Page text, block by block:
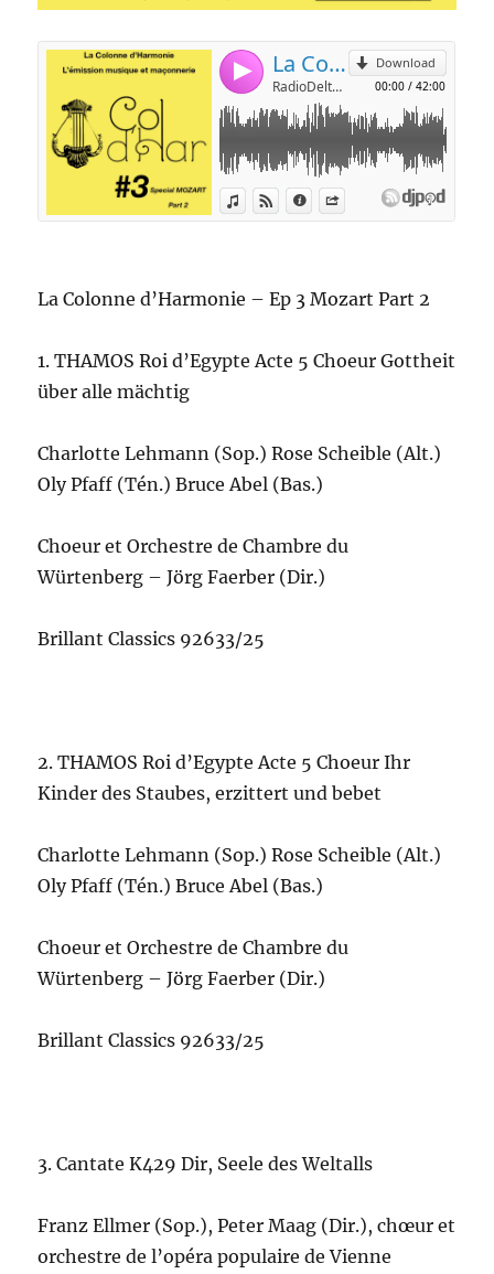
La Colonne d’Harmonie – Ep 3 Mozart Part 2
1. THAMOS Roi d’Egypte Acte 5 Choeur Gottheit
über alle mächtig
Charlotte Lehmann (Sop.) Rose Scheible (Alt.)
Oly Pfaff (Tén.) Bruce Abel (Bas.)
Choeur et Orchestre de Chambre du
Würtenberg – Jörg Faerber (Dir.)
Brillant Classics 92633/25
2. THAMOS Roi d’Egypte Acte 5 Choeur Ihr
Kinder des Staubes, erzittert und bebet
Charlotte Lehmann (Sop.) Rose Scheible (Alt.)
Oly Pfaff (Tén.) Bruce Abel (Bas.)
Choeur et Orchestre de Chambre du
Würtenberg – Jörg Faerber (Dir.)
Brillant Classics 92633/25
3. Cantate K429 Dir, Seele des Weltalls
Franz Ellmer (Sop.), Peter Maag (Dir.), chœur et
orchestre de l’opéra populaire de Vienne